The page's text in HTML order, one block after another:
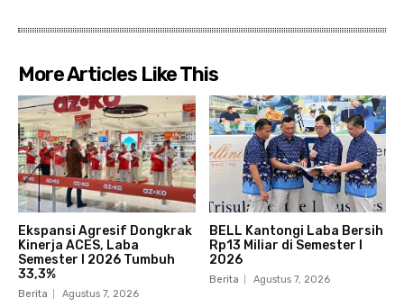
More Articles Like This
Ekspansi Agresif Dongkrak
Kinerja ACES, Laba
Semester I 2026 Tumbuh
33,3%
Berita Agustus 7, 2026
BELL Kantongi Laba Bersih
Rp13 Miliar di Semester I
2026
Berita Agustus 7, 2026